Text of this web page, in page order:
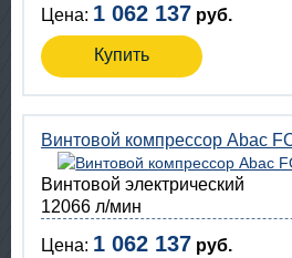
Цена: 1 062 137 руб.
Купить
Винтовой компрессор Abac
Винтовой электрический
12066 л/мин
Цена: 1 062 137 руб.